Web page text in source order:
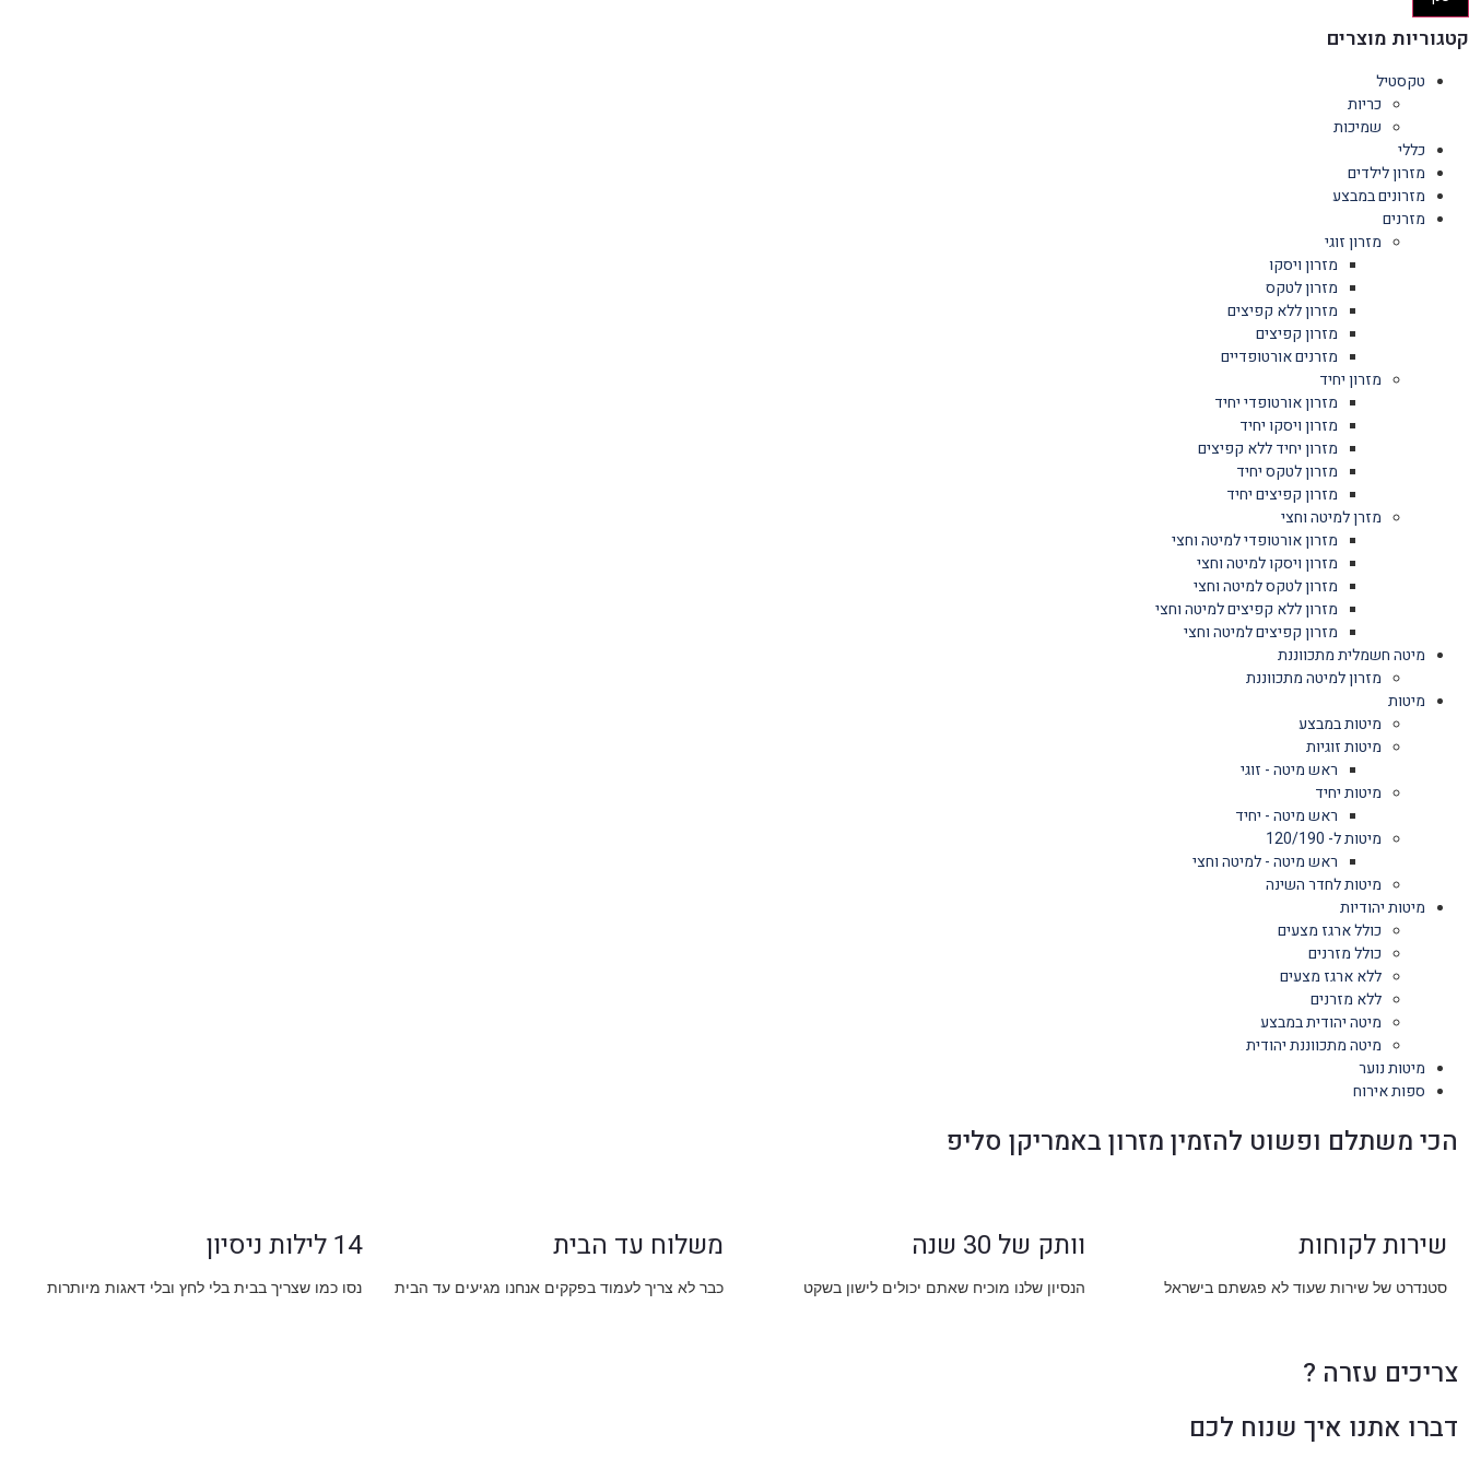
קטגוריות מוצרים
טקסטיל
כריות
שמיכות
כללי
מזרון לילדים
מזרונים במבצע
מזרנים
מזרון זוגי
מזרון ויסקו
מזרון לטקס
מזרון ללא קפיצים
מזרון קפיצים
מזרנים אורטופדיים
מזרון יחיד
מזרון אורטופדי יחיד
מזרון ויסקו יחיד
מזרון יחיד ללא קפיצים
מזרון לטקס יחיד
מזרון קפיצים יחיד
מזרן למיטה וחצי
מזרון אורטופדי למיטה וחצי
מזרון ויסקו למיטה וחצי
מזרון לטקס למיטה וחצי
מזרון ללא קפיצים למיטה וחצי
מזרון קפיצים למיטה וחצי
מיטה חשמלית מתכווננת
מזרון למיטה מתכווננת
מיטות
מיטות במבצע
מיטות זוגיות
ראש מיטה - זוגי
מיטות יחיד
ראש מיטה - יחיד
מיטות ל- 120/190
ראש מיטה - למיטה וחצי
מיטות לחדר השינה
מיטות יהודיות
כולל ארגז מצעים
כולל מזרנים
ללא ארגז מצעים
ללא מזרנים
מיטה יהודית במבצע
מיטה מתכווננת יהודית
מיטות נוער
ספות אירוח
הכי משתלם ופשוט להזמין מזרון באמריקן סליפ
שירות לקוחות
סטנדרט של שירות שעוד לא פגשתם בישראל
וותק של 30 שנה
הנסיון שלנו מוכיח שאתם יכולים לישון בשקט
משלוח עד הבית
כבר לא צריך לעמוד בפקקים אנחנו מגיעים עד הבית
14 לילות ניסיון
נסו כמו שצריך בבית בלי לחץ ובלי דאגות מיותרות
צריכים עזרה ?
דברו אתנו איך שנוח לכם